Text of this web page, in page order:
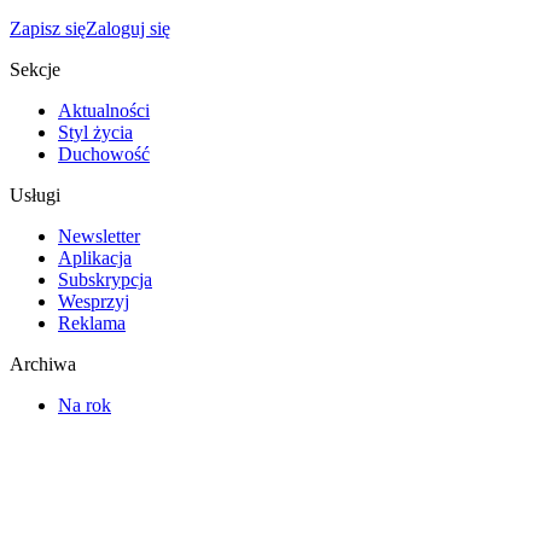
Zapisz sięZaloguj się
Sekcje
Aktualności
Styl życia
Duchowość
Usługi
Newsletter
Aplikacja
Subskrypcja
Wesprzyj
Reklama
Archiwa
Na rok